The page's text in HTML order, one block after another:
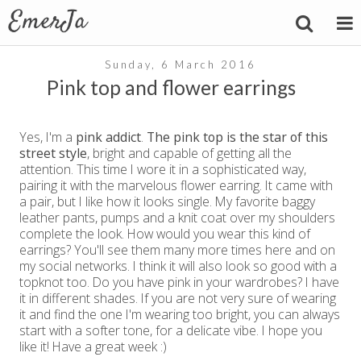
Sunday, 6 March 2016
Pink top and flower earrings
Yes, I'm a pink addict. The pink top is the star of this
street style, bright and capable of getting all the
attention. This time I wore it in a sophisticated way,
pairing it with the marvelous flower earring. It came with
a pair, but I like how it looks single. My favorite baggy
leather pants, pumps and a knit coat over my shoulders
complete the look. How would you wear this kind of
earrings? You'll see them many more times here and on
my social networks. I think it will also look so good with a
topknot too. Do you have pink in your wardrobes? I have
it in different shades. If you are not very sure of wearing
it and find the one I'm wearing too bright, you can always
start with a softer tone, for a delicate vibe. I hope you
like it! Have a great week :)